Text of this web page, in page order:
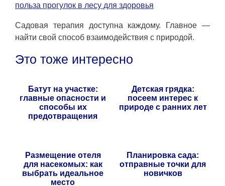
польза прогулок в лесу для здоровья
Садовая терапия доступна каждому. Главное —
найти свой способ взаимодействия с природой.
Это тоже интересно
Батут на участке:
главные опасности и
способы их
предотвращения
Детская грядка:
посеем интерес к
природе с ранних лет
Размещение отеля
для насекомых: как
выбрать идеальное
место
Планировка сада:
отправные точки для
новичков